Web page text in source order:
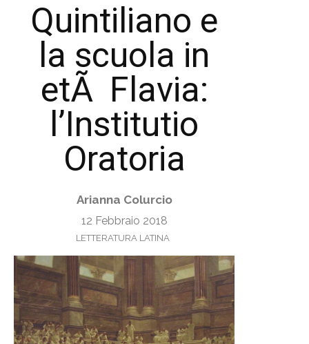
Quintiliano e
la scuola in
etÃ Flavia:
l’Institutio
Oratoria
Arianna Colurcio
12 Febbraio 2018
LETTERATURA LATINA